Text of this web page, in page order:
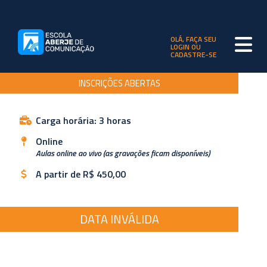
OLÁ, FAÇA SEU
LOGIN OU
CADASTRE-SE
INSCRIÇÕES ABERTAS
Carga horária: 3 horas
Online
Aulas online ao vivo (as gravações ficam disponíveis)
A partir de R$ 450,00
DATA INVÁLIDA